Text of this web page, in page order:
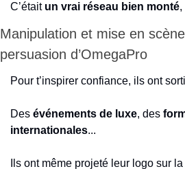
C’était un vrai réseau bien monté,
Manipulation et mise en
persuasion d’OmegaPro
Pour t’inspirer confiance, ils ont
Des événements de luxe, des
internationales...
Ils ont même projeté leur logo sur la